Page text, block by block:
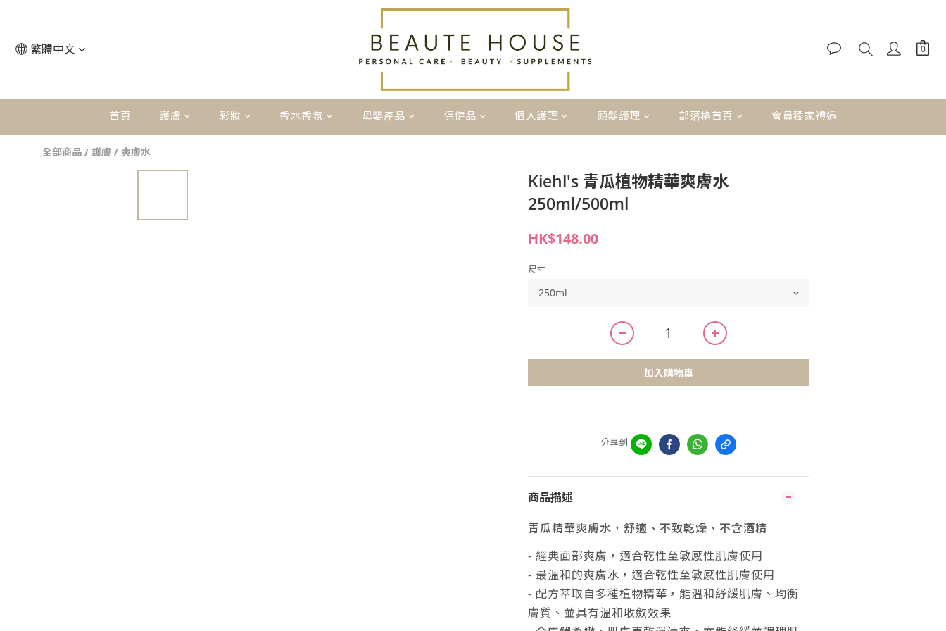
繁體中文
首頁 護膚 彩妝 香水香氛 母嬰產品 保健品 個人護理 頭髮護理 部落格首頁 會員獨家禮遇
全部商品 / 護膚 / 爽膚水
Kiehl's 青瓜植物精華爽膚水
250ml/500ml
HK$148.00
尺寸
加入購物車
分享到
商品描述
青瓜精華爽膚水，舒適、不致乾燥、不含酒精
- 經典面部爽膚，適合乾性至敏感性肌膚使用
- 最溫和的爽膚水，適合乾性至敏感性肌膚使用
- 配方萃取自多種植物精華，能溫和紓緩肌膚、均衡
膚質、並具有溫和收斂效果